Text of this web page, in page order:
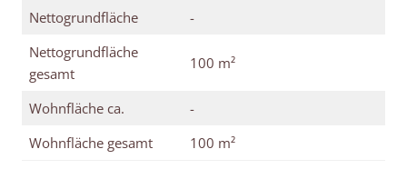
Nettogrundfläche
-
Nettogrundfläche
gesamt
100 m²
Wohnfläche ca.
-
Wohnfläche gesamt
100 m²